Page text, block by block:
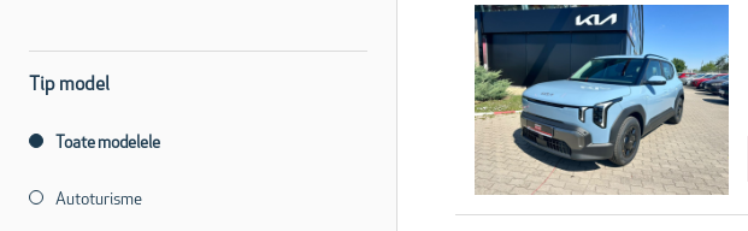
Tip model
Toate modelele
Autoturisme